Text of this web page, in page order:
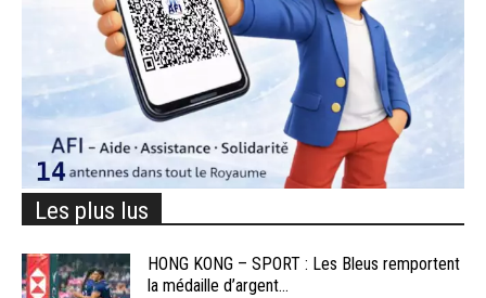
Les plus lus
HONG KONG – SPORT : Les Bleus remportent
la médaille d’argent...